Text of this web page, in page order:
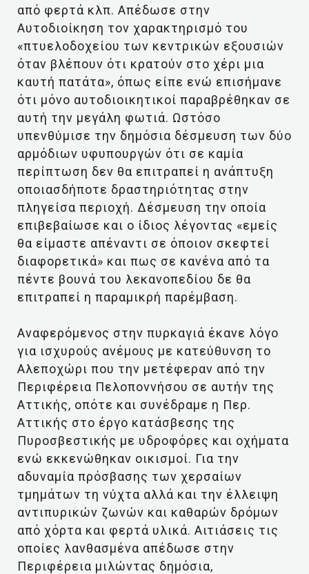
από φερτά κλπ. Απέδωσε στην
Αυτοδιοίκηση τον χαρακτηρισμό του
«πτυελοδοχείου των κεντρικών εξουσιών
όταν βλέπουν ότι κρατούν στο χέρι μια
καυτή πατάτα», όπως είπε ενώ επισήμανε
ότι μόνο αυτοδιοικητικοί παραβρέθηκαν σε
αυτή την μεγάλη φωτιά. Ωστόσο
υπενθύμισε την δημόσια δέσμευση των δύο
αρμόδιων υφυπουργών ότι σε καμία
περίπτωση δεν θα επιτραπεί η ανάπτυξη
οποιασδήποτε δραστηριότητας στην
πληγείσα περιοχή. Δέσμευση την οποία
επιβεβαίωσε και ο ίδιος λέγοντας «εμείς
θα είμαστε απέναντι σε όποιον σκεφτεί
διαφορετικά» και πως σε κανένα από τα
πέντε βουνά του λεκανοπεδίου δε θα
επιτραπεί η παραμικρή παρέμβαση.
Αναφερόμενος στην πυρκαγιά έκανε λόγο
για ισχυρούς ανέμους με κατεύθυνση το
Αλεποχώρι που την μετέφεραν από την
Περιφέρεια Πελοποννήσου σε αυτήν της
Αττικής, οπότε και συνέδραμε η Περ.
Αττικής στο έργο κατάσβεσης της
Πυροσβεστικής με υδροφόρες και οχήματα
ενώ εκκενώθηκαν οικισμοί. Για την
αδυναμία πρόσβασης των χερσαίων
τμημάτων τη νύχτα αλλά και την έλλειψη
αντιπυρικών ζωνών και καθαρών δρόμων
από χόρτα και φερτά υλικά. Αιτιάσεις τις
οποίες λανθασμένα απέδωσε στην
Περιφέρεια μιλώντας δημόσια,